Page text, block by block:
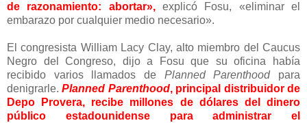
de razonamiento: abortar», explicó Fosu, «eliminar el
embarazo por cualquier medio necesario».
El congresista William Lacy Clay, alto miembro del Caucus
Negro del Congreso, dijo a Fosu que su oficina había
recibido varios llamados de Planned Parenthoodpara
denigrarle.Planned Parenthood, principal distribuidor de
Depo Provera, recibe millones de dólares del dinero
público estadounidense para administrar el